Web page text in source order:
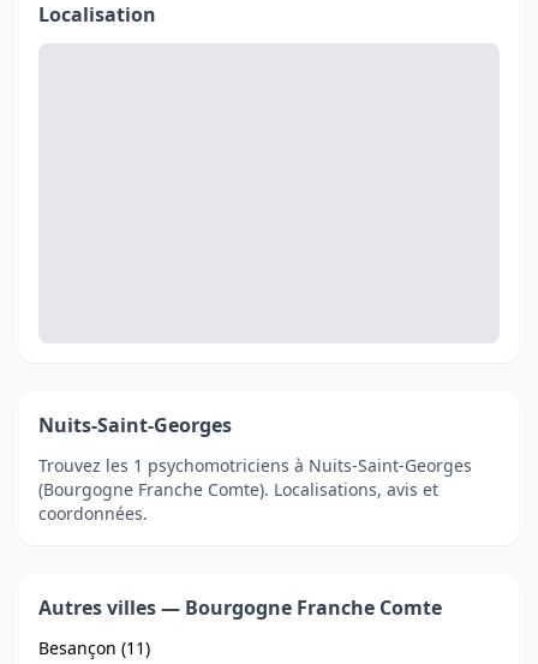
Localisation
Nuits-Saint-Georges
Trouvez les 1 psychomotriciens à Nuits-Saint-Georges
(Bourgogne Franche Comte). Localisations, avis et
coordonnées.
Autres villes — Bourgogne Franche Comte
Besançon (11)